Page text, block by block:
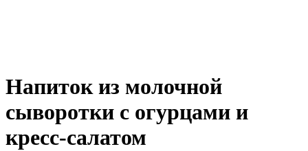
Напиток из молочной
сыворотки с огурцами и
кресс-салатом